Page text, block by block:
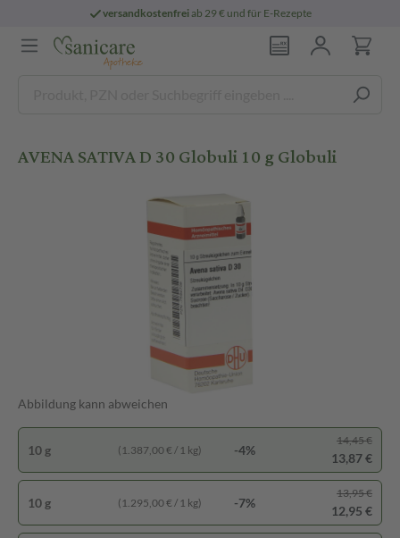
versandkostenfreiab 29 € und für E-Rezepte
AVENA SATIVA D 30 Globuli 10 g Globuli
Abbildung kann abweichen
10 g (1.295,00 € / 1 kg) -7%
13,95 €
12,95 €
10 g (1.387,00 € / 1 kg) -4%
14,45 €
13,87 €